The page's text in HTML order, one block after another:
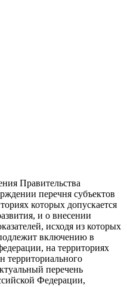
Правительства
перечня субъектов
которых допускается
и о внесении
исходя из которых
включению в
на территориях
территориального
перечень
Федерации,